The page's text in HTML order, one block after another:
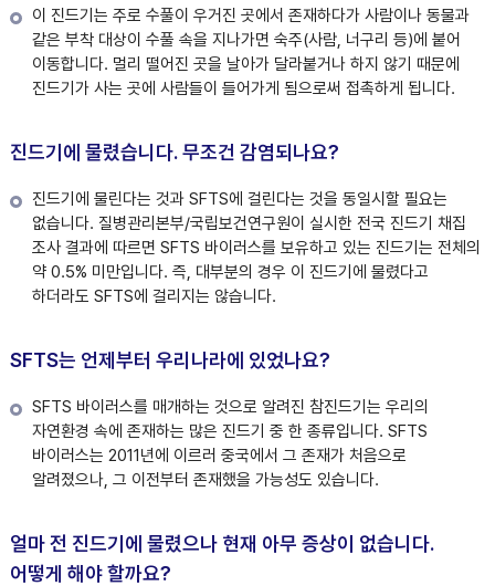
이 진드기는 주로 수풀이 우거진 곳에서 존재하다가 사람이나 동물과
같은 부착 대상이 수풀 속을 지나가면 숙주(사람, 너구리 등)에 붙어
이동합니다. 멀리 떨어진 곳을 날아가 달라붙거나 하지 않기 때문에
진드기가 사는 곳에 사람들이 들어가게 됨으로써 접촉하게 됩니다.
진드기에 물렸습니다. 무조건 감염되나요?
진드기에 물린다는 것과 SFTS에 걸린다는 것을 동일시할 필요는
없습니다. 질병관리본부/국립보건연구원이 실시한 전국 진드기 채집
조사 결과에 따르면 SFTS 바이러스를 보유하고 있는 진드기는 전체의
약 0.5% 미만입니다. 즉, 대부분의 경우 이 진드기에 물렸다고
하더라도 SFTS에 걸리지는 않습니다.
SFTS는 언제부터 우리나라에 있었나요?
SFTS 바이러스를 매개하는 것으로 알려진 참진드기는 우리의
자연환경 속에 존재하는 많은 진드기 중 한 종류입니다. SFTS
바이러스는 2011년에 이르러 중국에서 그 존재가 처음으로
알려졌으나, 그 이전부터 존재했을 가능성도 있습니다.
얼마 전 진드기에 물렸으나 현재 아무 증상이 없습니다.
어떻게 해야 할까요?